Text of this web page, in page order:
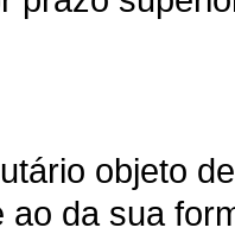
objeto
ao da sua